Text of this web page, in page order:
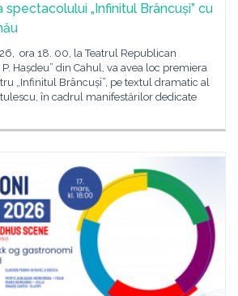
„Infinitul Brâncuși” cu
ora 18. 00, la Teatrul Republican
Hașdeu” din Cahul, va avea loc premiera
„Infinitul Brâncuși”, pe textul dramatic al
în cadrul manifestărilor dedicate